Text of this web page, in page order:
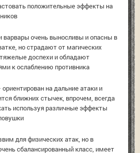
положительные эффекты на
варвары очень выносливы и опасны в
но страдают от магических
доспехи и обладают
к ослаблению противника
на дальние атаки и
ближних стычек, впрочем, всегда
используя различные эффекты
для физических атак, но в
сбалансированный класс, имеет